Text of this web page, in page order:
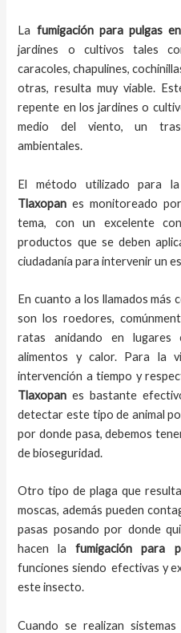
La fumigación para pulgas
jardines o cultivos tales
caracoles, chapulines,
otras, resulta muy viable.
repente en los jardines o
medio del viento, un
ambientales.
El método utilizado para la
Tlaxopan es monitoreado
tema, con un excelente
productos que se deben
ciudadanía para intervenir un
En cuanto a los llamados más
son los roedores,
ratas anidando en lugares
alimentos y calor. Para la
intervención a tiempo y
Tlaxopan es bastante
detectar este tipo de animal
por donde pasa, debemos
de bioseguridad.
Otro tipo de plaga que
moscas, además pueden
pasas posando por donde
hacen lafumigación para
funciones siendo efectivas y
este insecto.
Cuando se realizan